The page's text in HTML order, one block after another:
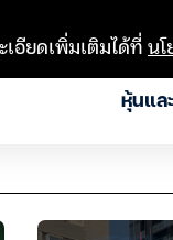
หุ้นแล
อียดเพิ่มเติมได้ที่น